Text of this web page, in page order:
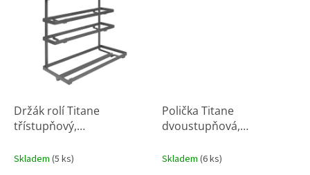
Držák rolí Titane
třístupňový,
antracit
Skladem (5 ks)
Polička Titane
dvoustupňová,
Skladem (6 ks)